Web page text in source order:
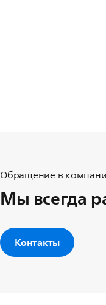
Обращение в
Мы всегда
Контакты